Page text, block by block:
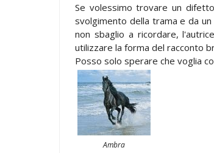
Se volessimo trovare un
svolgimento della trama e da
non sbaglio a ricordare,
utilizzare la forma del racconto
Posso solo sperare che voglia
Ambra